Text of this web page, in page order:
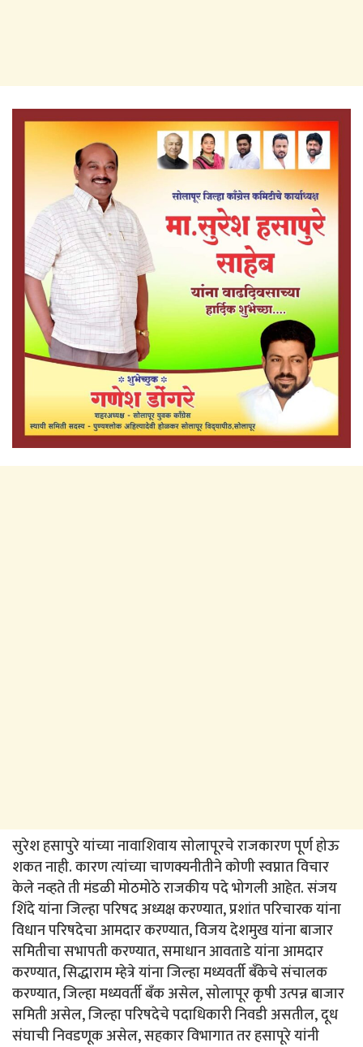
सुरेश हसापुरे यांच्या नावाशिवाय सोलापूरचे राजकारण पूर्ण होऊ
शकत नाही. कारण त्यांच्या चाणक्यनीतीने कोणी स्वप्नात विचार
केले नव्हते ती मंडळी मोठमोठे राजकीय पदे भोगली आहेत. संजय
शिंदे यांना जिल्हा परिषद अध्यक्ष करण्यात, प्रशांत परिचारक यांना
विधान परिषदेचा आमदार करण्यात, विजय देशमुख यांना बाजार
समितीचा सभापती करण्यात, समाधान आवताडे यांना आमदार
करण्यात, सिद्धाराम म्हेत्रे यांना जिल्हा मध्यवर्ती बँकेचे संचालक
करण्यात, जिल्हा मध्यवर्ती बँक असेल, सोलापूर कृषी उत्पन्न बाजार
समिती असेल, जिल्हा परिषदेचे पदाधिकारी निवडी असतील, दूध
संघाची निवडणूक असेल, सहकार विभागात तर हसापूरे यांनी